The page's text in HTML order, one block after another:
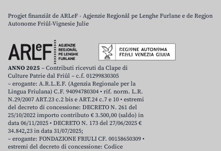
Progjet finanziât de ARLeF - Agjenzie Regjonâl pe Lenghe Furlane e de Regjon
Autonome Friûl-Vignesie Julie
ANNO 2025 – Contributi ricevuti da Clape di
Culture Patrie dal Friûl – c.f. 01299830305
– erogante: A.R.L.E.F. (Agenzia Regionale per la
Lingua Friulana) C.F. 94094780304 • rif. norm. L.R.
N.29/2007 ART.23 c.2 bis e ART.24 c.7 e 10 • estremi
del decreto di concessione: DECRETO N. 261 del
25/10/2022 importo contributo € 3.500,00 (saldo) in
data 06/11/2025 • DECRETO N. 173 del 27/06/2025 €
34.842,23 in data 31/07/2025;
– erogante: FONDAZIONE FRIULI CF. 00158650309 •
estremi del decreto di concessione: Codice